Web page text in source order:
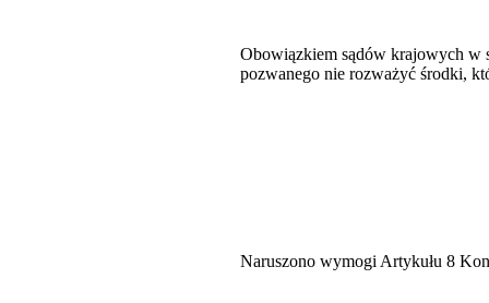
Obowiązkiem sądów krajowych w
pozwanego nie rozważyć środki,
Naruszono wymogi Artykułu 8